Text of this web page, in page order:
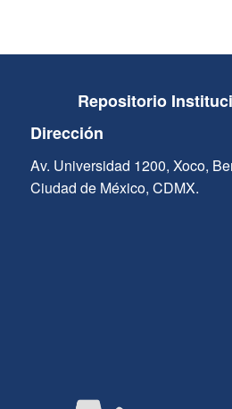
Repositorio
Dirección
Av. Universidad 1200, Xoco,
Ciudad de México, CDMX.